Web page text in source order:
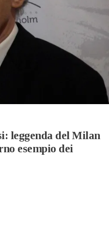
leggenda del Milan
esempio dei